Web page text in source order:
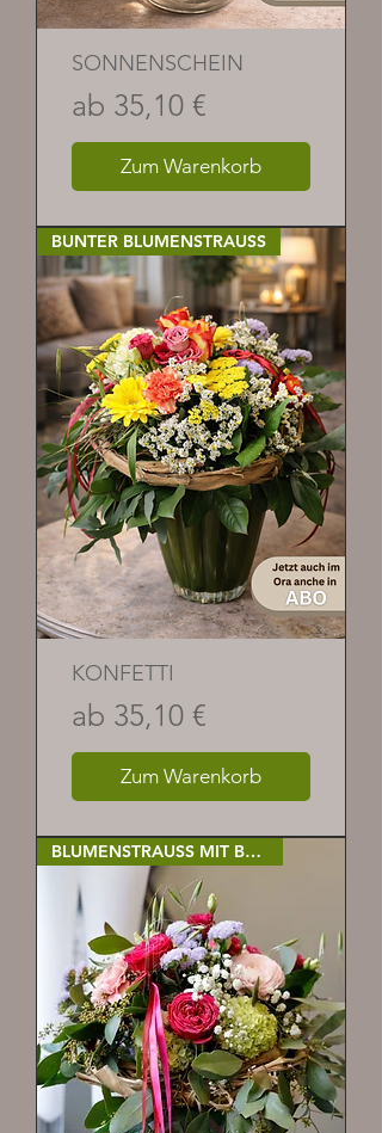
SONNENSCHEIN
ab 35,10 €
Sale-Preis
Zum Warenkorb
BUNTER BLUMENSTRAUSS
KONFETTI
ab 35,10 €
Sale-Preis
Zum Warenkorb
BLUMENSTRAUSS MIT BÄNDERN